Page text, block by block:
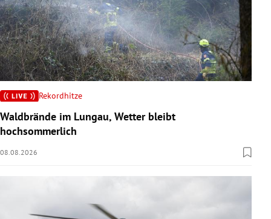
Rekordhitze
Waldbrände im Lungau, Wetter bleibt
hochsommerlich
08.08.2026